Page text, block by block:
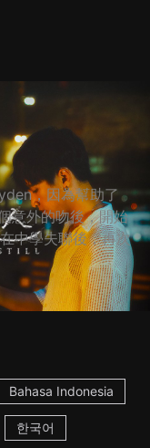
，因為幫助了
意外的吻後，開始
中學失聯後，再次
Bahasa Indonesia
한국어